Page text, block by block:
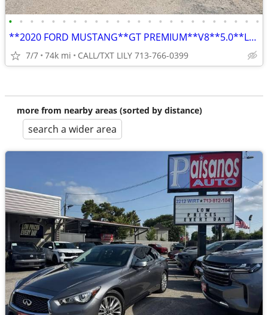
• • • • • • • • • • • • • • • • • • • • • • • •
**2020 FORD MUSTANG**GT PREMIUM**V8**5.0**LEATHER**NAVIGATION**
7/7 74k mi CALL/TXT LILY 713-766-0399
more from nearby areas (sorted by distance)
search a wider area